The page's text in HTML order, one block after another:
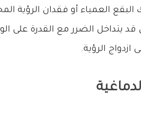
العمياء أو فقدان الرؤية
قد يتداخل الضرر مع القدرة على
الرؤية.